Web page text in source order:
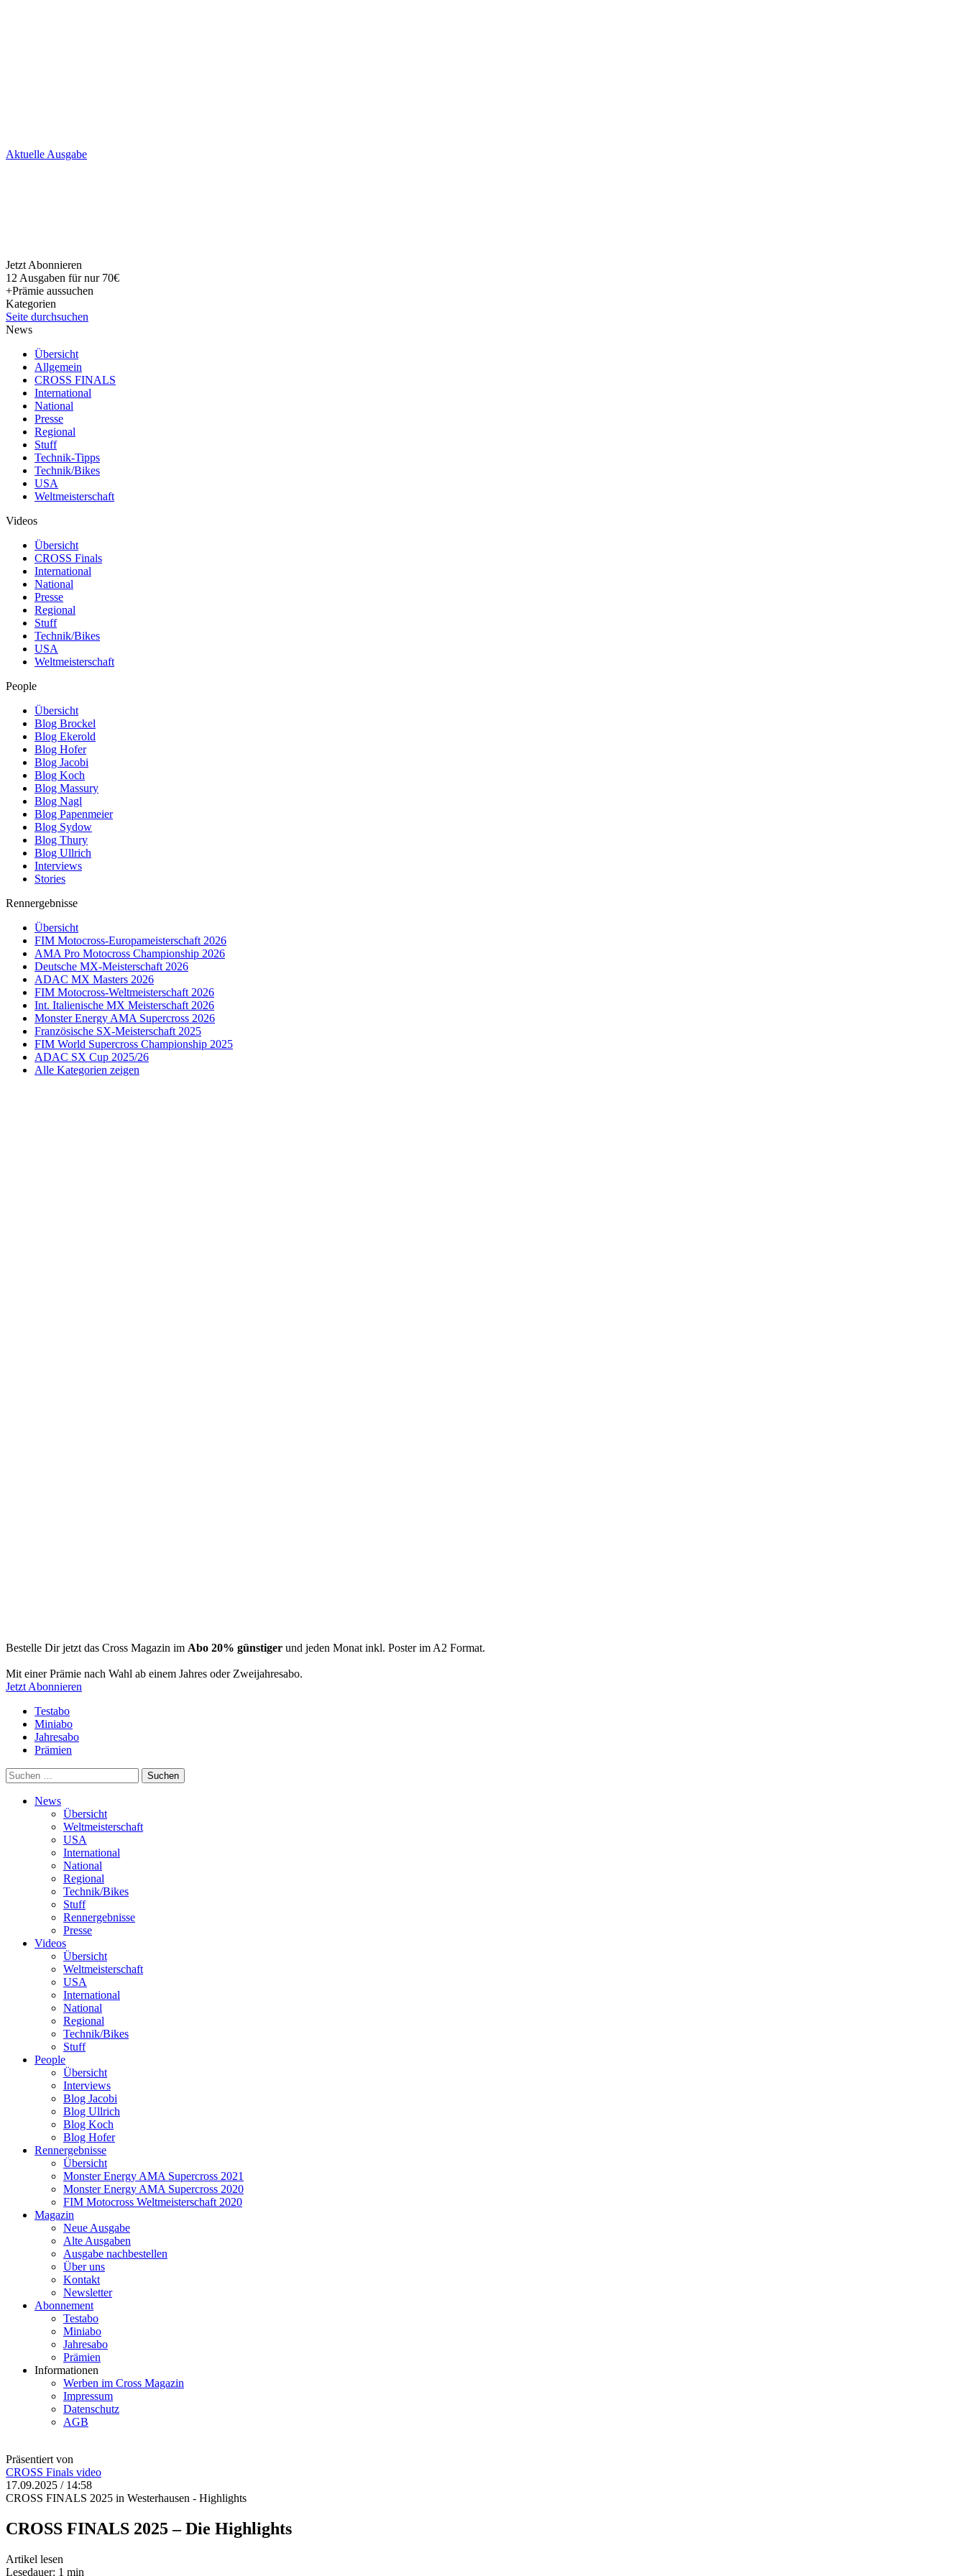
Skip
Aktuelle Ausgabe
Jetzt Abonnieren
12 Ausgaben für nur 70€
+Prämie aussuchen
Kategorien
Seite durchsuchen
News
Übersicht
Allgemein
CROSS FINALS
International
National
Presse
Regional
Stuff
Technik-Tipps
Technik/Bikes
USA
Weltmeisterschaft
Videos
Übersicht
CROSS Finals
International
National
Presse
Regional
Stuff
Technik/Bikes
USA
Weltmeisterschaft
People
Übersicht
Blog Brockel
Blog Ekerold
Blog Hofer
Blog Jacobi
Blog Koch
Blog Massury
Blog Nagl
Blog Papenmeier
Blog Sydow
Blog Thury
Blog Ullrich
Interviews
Stories
Rennergebnisse
Übersicht
FIM Motocross-Europameisterschaft 2026
AMA Pro Motocross Championship 2026
Deutsche MX-Meisterschaft 2026
ADAC MX Masters 2026
FIM Motocross-Weltmeisterschaft 2026
Int. Italienische MX Meisterschaft 2026
Monster Energy AMA Supercross 2026
Französische SX-Meisterschaft 2025
FIM World Supercross Championship 2025
ADAC SX Cup 2025/26
Alle Kategorien zeigen
Bestelle Dir jetzt das Cross Magazin im Abo 20% günstiger und jeden Monat inkl. Poster im A2 Format.
Mit einer Prämie nach Wahl ab einem Jahres oder Zweijahresabo.
Jetzt Abonnieren
Testabo
Miniabo
Jahresabo
Prämien
Suchen
nach:
News
Übersicht
Weltmeisterschaft
USA
International
National
Regional
Technik/Bikes
Stuff
Rennergebnisse
Presse
Videos
Übersicht
Weltmeisterschaft
USA
International
National
Regional
Technik/Bikes
Stuff
People
Übersicht
Interviews
Blog Jacobi
Blog Ullrich
Blog Koch
Blog Hofer
Rennergebnisse
Übersicht
Monster Energy AMA Supercross 2021
Monster Energy AMA Supercross 2020
FIM Motocross Weltmeisterschaft 2020
Magazin
Neue Ausgabe
Alte Ausgaben
Ausgabe nachbestellen
Über uns
Kontakt
Newsletter
Abonnement
Testabo
Miniabo
Jahresabo
Prämien
Informationen
Werben im Cross Magazin
Impressum
Datenschutz
AGB
Präsentiert von
CROSS Finals video
17.09.2025 / 14:58
CROSS FINALS 2025 in Westerhausen - Highlights
CROSS FINALS 2025 – Die Highlights
Artikel lesen
Lesedauer: 1 min